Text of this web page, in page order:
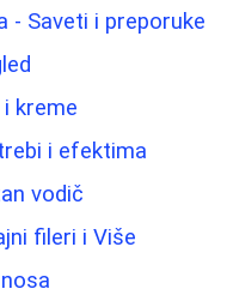
- Saveti i preporuke
kreme
i efektima
vodič
fileri i Više